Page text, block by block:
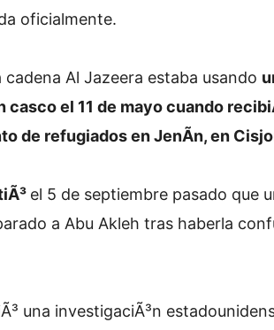
oficialmente.
Al Jazeera estaba usando
casco el 11 de mayo cuando
de refugiados en JenÃ­n, en
el 5 de septiembre pasado que
a Abu Akleh tras haberla
una investigaciÃ³n